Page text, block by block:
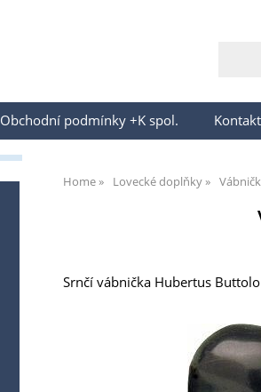
Obchodní podmínky +K spol.
Home Lovecké doplňky
Srnčí vábnička Hubertus